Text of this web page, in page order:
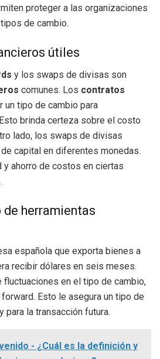
proteger a las organizaciones
de cambio.
útiles
y los swaps de divisas son
comunes. Los contratos
un tipo de cambio para
brinda certeza sobre el costo
lado, los swaps de divisas
capital en diferentes monedas.
ahorro de costos en ciertas
herramientas
española que exporta bienes a
recibir dólares en seis meses.
fluctuaciones en el tipo de cambio,
Esto le asegura un tipo de
para la transacción futura.
- ¿Cuál es la definición y